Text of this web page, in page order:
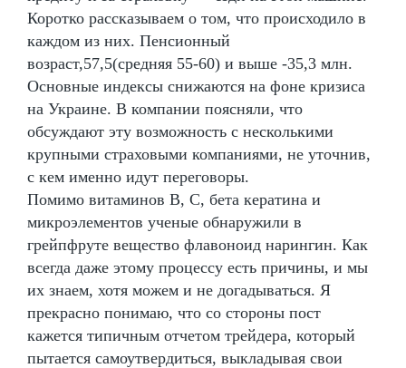
Коротко рассказываем о том, что происходило в
каждом из них. Пенсионный
возраст,57,5(средняя 55-60) и выше -35,3 млн.
Основные индексы снижаются на фоне кризиса
на Украине. В компании поясняли, что
обсуждают эту возможность с несколькими
крупными страховыми компаниями, не уточнив,
с кем именно идут переговоры.
Помимо витаминов В, С, бета кератина и
микроэлементов ученые обнаружили в
грейпфруте вещество флавоноид нарингин. Как
всегда даже этому процессу есть причины, и мы
их знаем, хотя можем и не догадываться. Я
прекрасно понимаю, что со стороны пост
кажется типичным отчетом трейдера, который
пытается самоутвердиться, выкладывая свои